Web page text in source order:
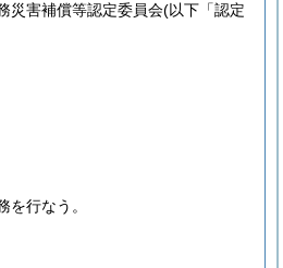
災害補償等認定委員会(以下「認定
行なう。